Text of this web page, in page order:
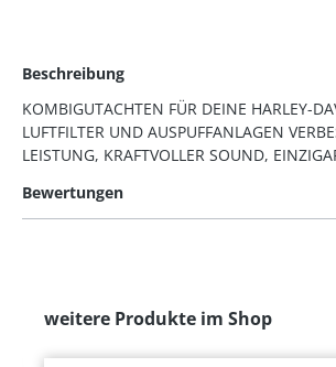
Beschreibung
KOMBIGUTACHTEN FÜR DEINE HARLEY-
LUFTFILTER UND AUSPUFFANLAGEN
LEISTUNG, KRAFTVOLLER SOUND,
Bewertungen
weitere Produkte im Shop